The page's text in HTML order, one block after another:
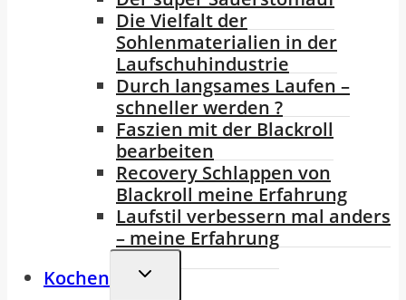
Die Vielfalt der
Sohlenmaterialien in der
Laufschuhindustrie
Durch langsames Laufen –
schneller werden ?
Faszien mit der Blackroll
bearbeiten
Recovery Schlappen von
Blackroll meine Erfahrung
Laufstil verbessern mal anders
– meine Erfahrung
Kochen
Untermenü